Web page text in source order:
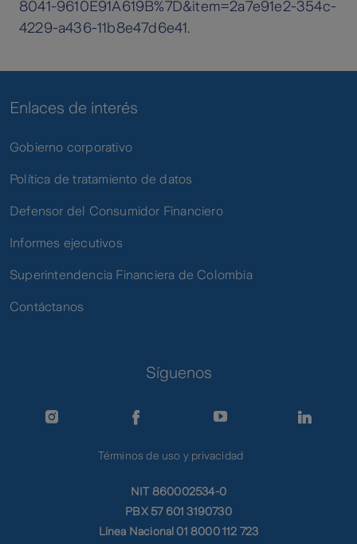
Enlaces de interés
Gobierno corporativo
Política de tratamiento de datos
Defensor del Consumidor Financiero
Informes ejecutivos
Superintendencia Financiera de Colombia
Contáctanos
Síguenos
Términos de uso y privacidad
NIT 860002534-0
PBX 57 601 3190730
Línea Nacional 01 8000 112 723